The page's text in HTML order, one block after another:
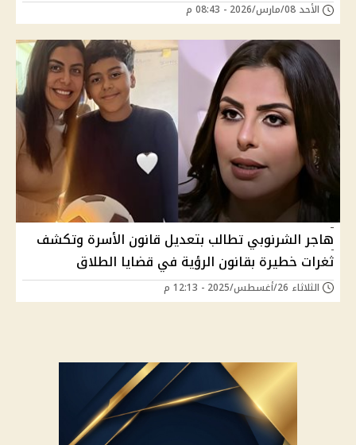
الأحد 08/مارس/2026 - 08:43 م
هاجر الشرنوبي تطالب بتعديل قانون الأسرة وتكشف
ثغرات خطيرة بقانون الرؤية في قضايا الطلاق
الثلاثاء 26/أغسطس/2025 - 12:13 م